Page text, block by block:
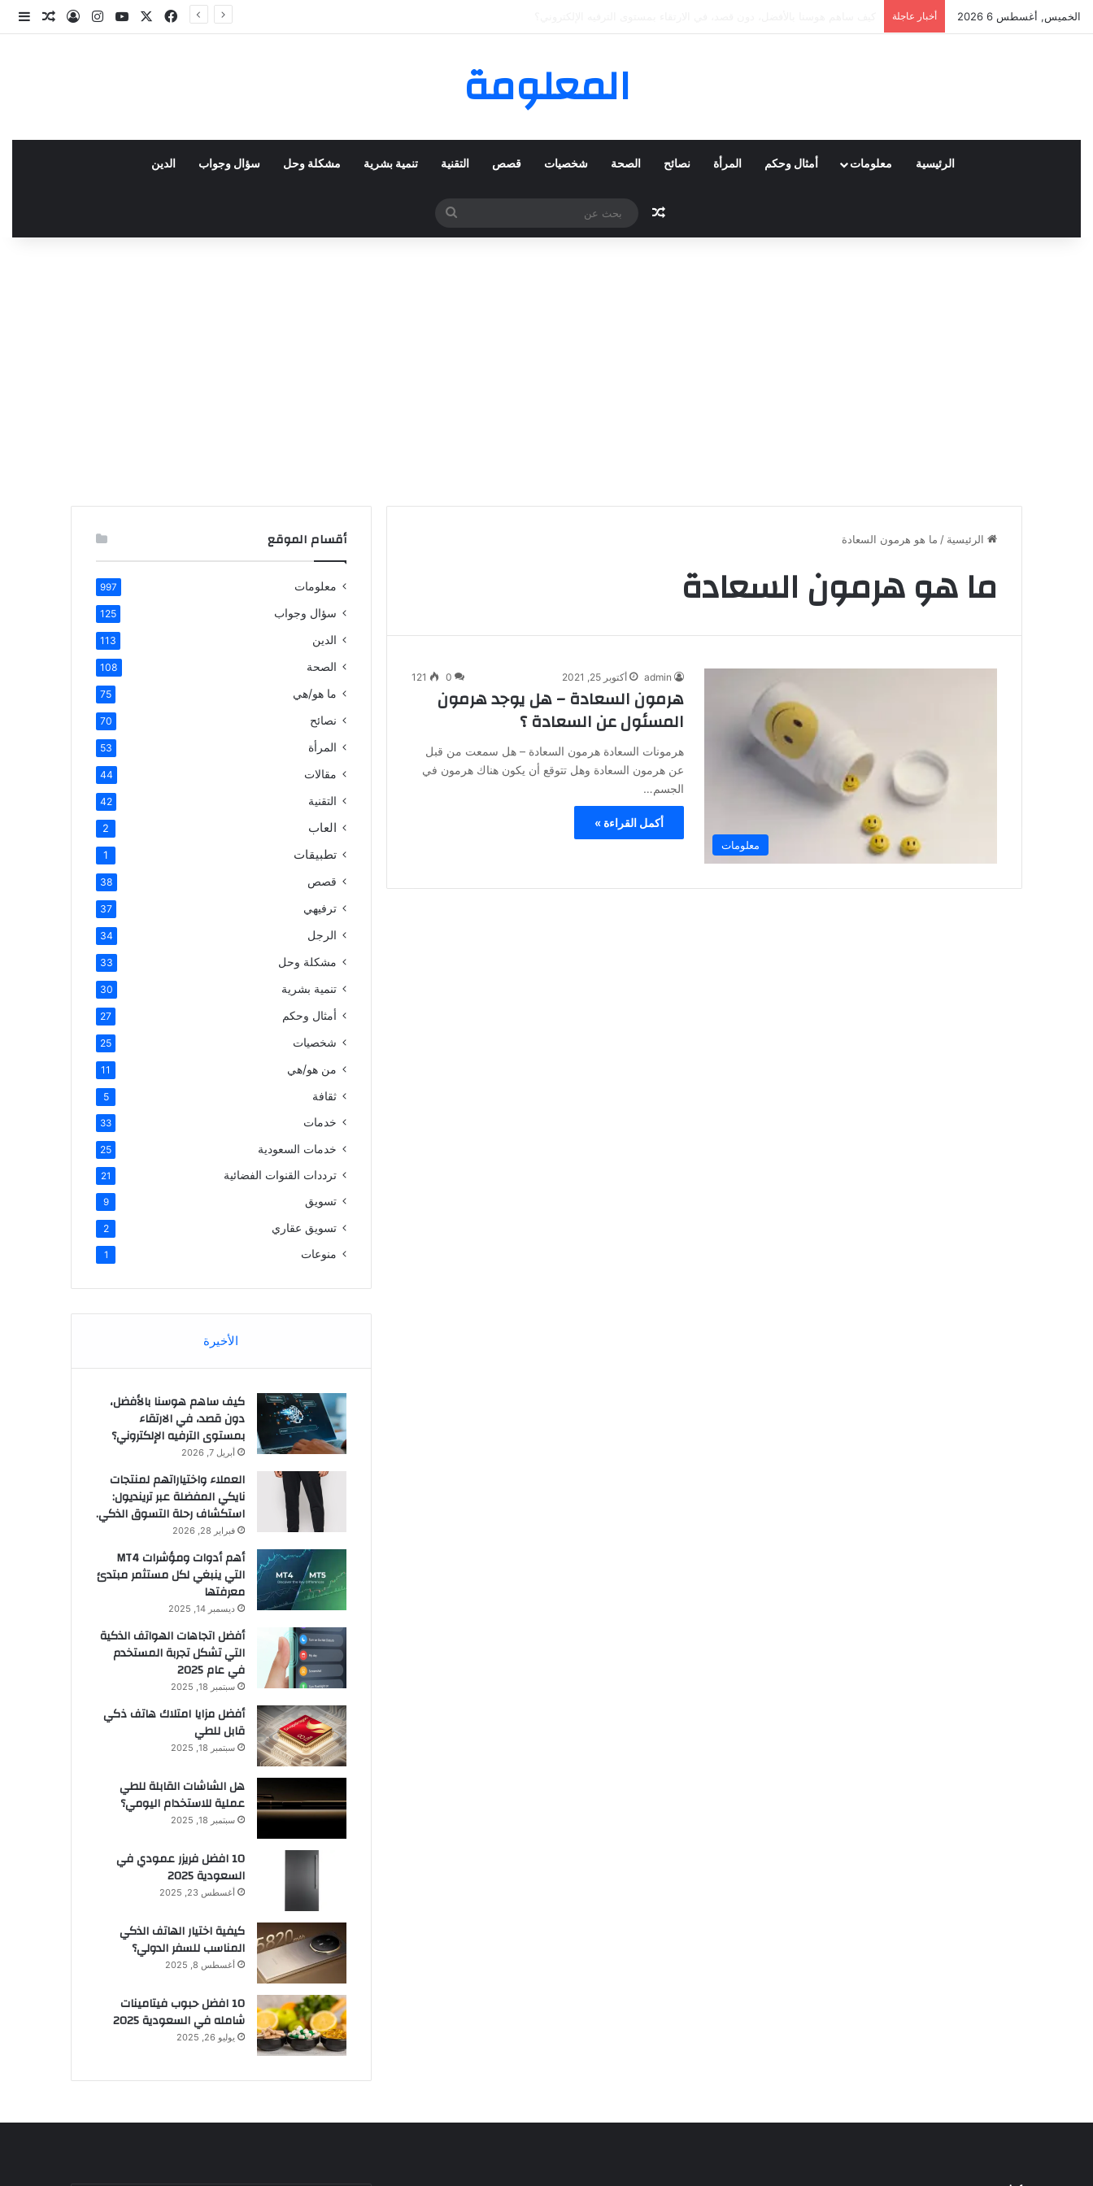
الخميس, أغسطس 6 2026 أخبار عاجلة فيسبوك يوتيوبانستقرام
تسجيلمقال
المعلومة
الرئيسية معلومات أمثال وحكم المرأة نصائح الصحة شخصيات قصص التقنية تنمية بشرية مشكلة وحل سؤال وجواب الدين
مقال عشوائي
بحث
عن
الرئيسية / ما هو هرمون السعادة
ما هو هرمون السعادة
معلومات
admin أكتوبر 25, 2021 0
121
هرمون السعادة – هل يوجد هرمون
المسئول عن السعادة ؟
هرمونات السعادة هرمون السعادة – هل سمعت من قبل
عن هرمون السعادة وهل تتوقع أن يكون هناك هرمون في
الجسم…
أكمل القراءة »
أقسام الموقع
معلومات 997
سؤال وجواب 125
الدين 113
الصحة 108
ما هو/هي 75
نصائح 70
المرأة 53
مقالات 44
التقنية 42
العاب 2
تطبيقات 1
قصص 38
ترفيهي 37
الرجل 34
مشكلة وحل 33
تنمية بشرية 30
أمثال وحكم 27
شخصيات 25
من هو/هي 11
ثقافة 5
خدمات 33
خدمات السعودية 25
ترددات القنوات الفضائية 21
تسويق 9
تسويق عقاري 2
منوعات 1
الأخيرة
كيف ساهم هوسنا بالأفضل،
دون قصد، في الارتقاء
بمستوى الترفيه الإلكتروني؟
أبريل 7, 2026
العملاء واختياراتهم لمنتجات
نايكي المفضلة عبر ترينديول:
استكشاف رحلة التسوق الذكي.
فبراير 28, 2026
أهم أدوات ومؤشرات MT4
التي ينبغي لكل مستثمر مبتدئ
معرفتها
ديسمبر 14, 2025
أفضل اتجاهات الهواتف الذكية
التي تشكل تجربة المستخدم
في عام 2025
سبتمبر 18, 2025
أفضل مزايا امتلاك هاتف ذكي
قابل للطي
سبتمبر 18, 2025
هل الشاشات القابلة للطي
عملية للاستخدام اليومي؟
سبتمبر 18, 2025
10 افضل فريزر عمودي​ في
السعودية​ 2025
أغسطس 23, 2025
كيفية اختيار الهاتف الذكي
المناسب للسفر الدولي؟
أغسطس 8, 2025
10 افضل حبوب فيتامينات
شامله​ في السعودية 2025
يوليو 26, 2025